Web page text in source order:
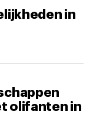
in
olifanten in